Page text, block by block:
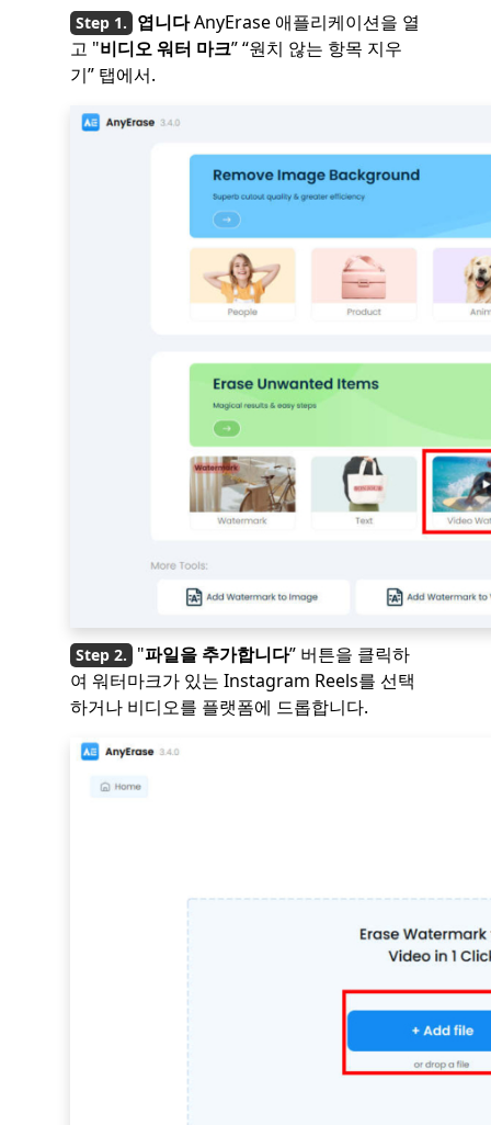
엽니다AnyErase 애플리케이션을 열
고 "비디오 워터 마크” “원치 않는 항목 지우
기” 탭에서.
"파일을 추가합니다” 버튼을 클릭하
여 워터마크가 있는 Instagram Reels를 선택
하거나 비디오를 플랫폼에 드롭합니다.